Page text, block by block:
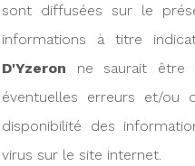
sont diffusées sur le
informations à titre
D'Yzeron ne saurait être
éventuelles erreurs et/ou
disponibilité des
virus sur le site internet.